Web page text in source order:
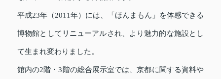
平成23年（2011年）には、「ほんまもん」を体感できる
博物館としてリニューアルされ、より魅力的な施設とし
て生まれ変わりました。
館内の2階・3階の総合展示室では、京都に関する資料や